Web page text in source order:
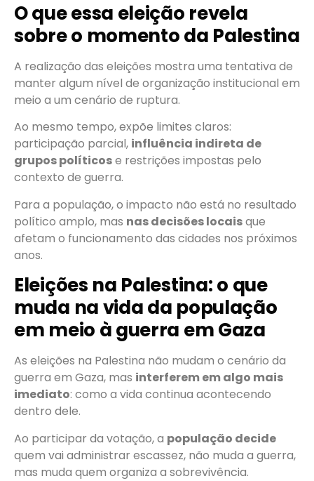
O que essa eleição revela
sobre o momento da Palestina
A realização das eleições mostra uma tentativa de
manter algum nível de organização institucional em
meio a um cenário de ruptura.
Ao mesmo tempo, expõe limites claros:
participação parcial, influência indireta de
grupos políticose restrições impostas pelo
contexto de guerra.
Para a população, o impacto não está no resultado
político amplo, mas nas decisões locaisque
afetam o funcionamento das cidades nos próximos
anos.
Eleições na Palestina: o que
muda na vida da população
em meio à guerra em Gaza
As eleições na Palestina não mudam o cenário da
guerra em Gaza, mas interferem em algo mais
imediato: como a vida continua acontecendo
dentro dele.
Ao participar da votação, a população decide
quem vai administrar escassez, não muda a guerra,
mas muda quem organiza a sobrevivência.